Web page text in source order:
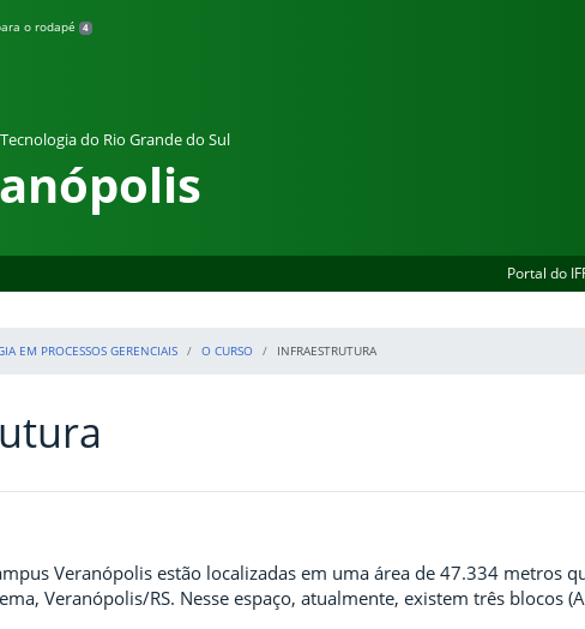
o rodapé 4
do Rio Grande do Sul
Portal do
EM PROCESSOS GERENCIAIS O CURSO INFRAESTRUTURA
Veranópolis estão localizadas em uma área de 47.334 metros
Veranópolis/RS. Nesse espaço, atualmente, existem três blocos